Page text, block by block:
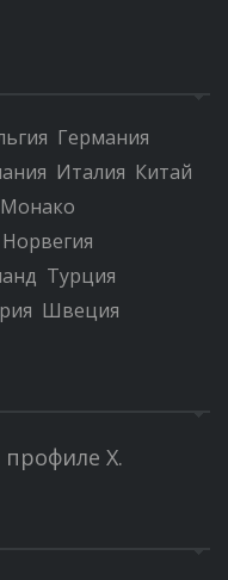
Германия
Италия Китай
Монако
Норвегия
Турция
Швеция
X.